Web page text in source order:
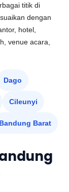
titik di
dengan
hotel,
venue acara,
Dago
Cileunyi
Bandung Barat